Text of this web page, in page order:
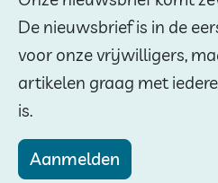
De nieuwsbrief is in de
voor onze vrijwilligers,
artikelen graag met
is.
Aanmelden